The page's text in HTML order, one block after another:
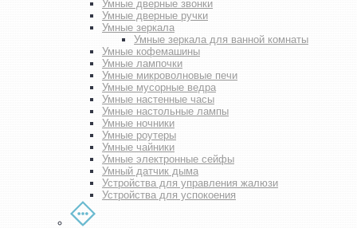
Умные дверные звонки
Умные дверные ручки
Умные зеркала
Умные зеркала для ванной комнаты
Умные кофемашины
Умные лампочки
Умные микроволновые печи
Умные мусорные ведра
Умные настенные часы
Умные настольные лампы
Умные ночники
Умные роутеры
Умные чайники
Умные электронные сейфы
Умный датчик дыма
Устройства для управления жалюзи
Устройства для успокоения